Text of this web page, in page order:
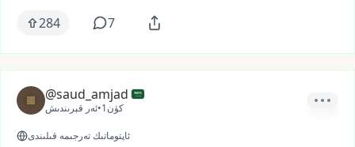
284 7
@saud_amjad
ئەر قېرىندىش• 1كۈن
ئاپتوماتىك تەرجىمە قىلىندى